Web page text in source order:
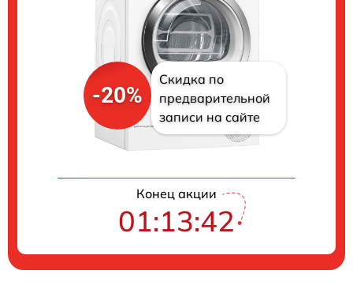
-20%
Скидка по
предварительной
записи на сайте
Конец акции
01:13:41